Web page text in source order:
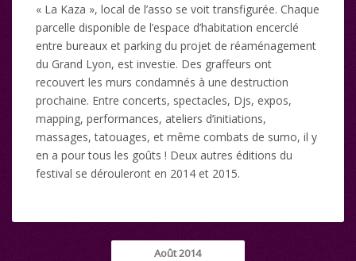
« La Kaza », local de l’asso se voit transfigurée. Chaque
parcelle disponible de l’espace d’habitation encerclé
entre bureaux et parking du projet de réaménagement
du Grand Lyon, est investie. Des graffeurs ont
recouvert les murs condamnés à une destruction
prochaine. Entre concerts, spectacles, Djs, expos,
mapping, performances, ateliers d’initiations,
massages, tatouages, et même combats de sumo, il y
en a pour tous les goûts ! Deux autres éditions du
festival se dérouleront en 2014 et 2015.
Août 2014